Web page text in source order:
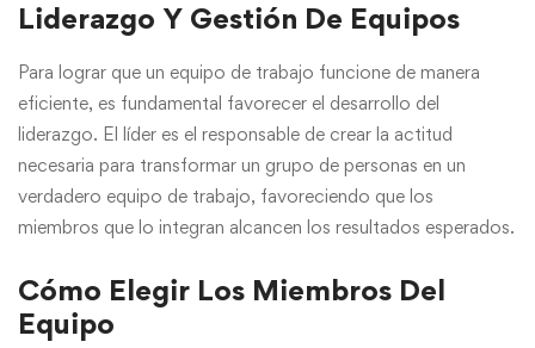
Liderazgo Y Gestión De Equipos
Para lograr que un equipo de trabajo funcione de manera
eficiente, es fundamental favorecer el desarrollo del
liderazgo. El líder es el responsable de crear la actitud
necesaria para transformar un grupo de personas en un
verdadero equipo de trabajo, favoreciendo que los
miembros que lo integran alcancen los resultados esperados.
Cómo Elegir Los Miembros Del
Equipo